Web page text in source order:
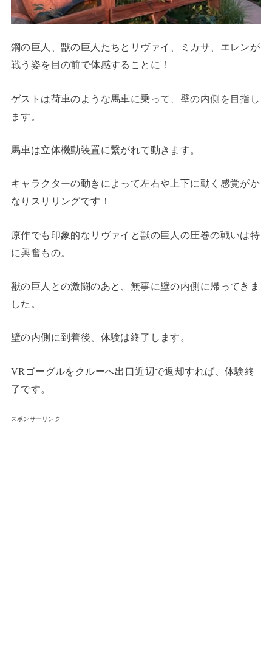
鋼の巨人、獣の巨人たちとリヴァイ、ミカサ、エレンが
戦う姿を目の前で体感することに！
ゲストは荷車のような馬車に乗って、壁の内側を目指し
ます。
馬車は立体機動装置に繋がれて動きます。
キャラクターの動きによって左右や上下に動く感覚がか
なりスリリングです！
原作でも印象的なリヴァイと獣の巨人の圧巻の戦いは特
に興奮もの。
獣の巨人との激闘のあと、無事に壁の内側に帰ってきま
した。
壁の内側に到着後、体験は終了します。
VRゴーグルをクルーへ出口近辺で返却すれば、体験終
了です。
スポンサーリンク